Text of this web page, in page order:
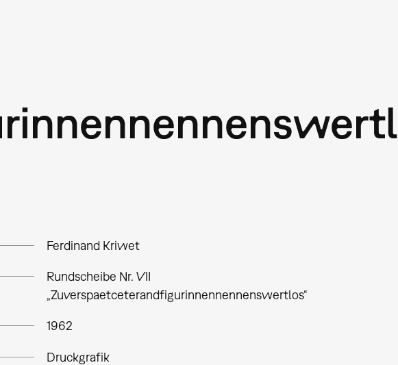
Ferdinand Kriwet
Rundscheibe Nr. VII
„Zuverspaetceterandfigurinnennennenswertlos“
1962
Druckgrafik